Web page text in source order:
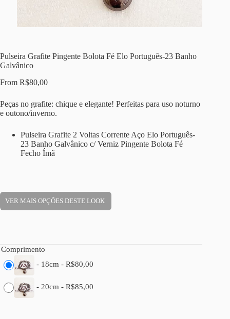
Pulseira Grafite Pingente Bolota Fé Elo Português-23 Banho
Galvânico
From R$80,00
Peças no grafite: chique e elegante! Perfeitas para uso noturno
e outono/inverno.
Pulseira Grafite 2 Voltas Corrente Aço Elo Português-
23 Banho Galvânico c/ Verniz Pingente Bolota Fé
Fecho Ímã
VER MAIS OPÇÕES DESTE LOOK
Comprimento
- 18cm - R$80,00
- 20cm - R$85,00